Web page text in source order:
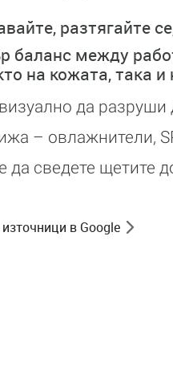
разтягайте
баланс между
на кожата, така
да
– овлажнители,
сведете щетите
в Google